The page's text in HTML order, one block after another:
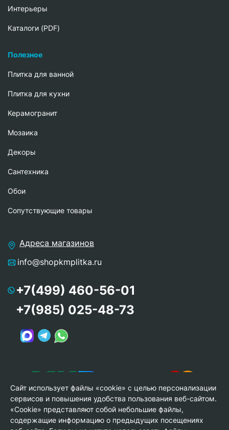
Интерьеры
Каталоги (PDF)
Полезное
Плитка для ванной
Плитка для кухни
Керамогранит
Мозаика
Декоры
Сантехника
Обои
Сопутствующие товары
Адреса магазинов
info@shopkmplitka.ru
+7(499) 460-56-01
+7(985) 025-48-73
Сайт использует файлы «cookie» с целью персонализации
сервисов и повышения удобства пользования веб-сайтом.
«Cookie» представляют собой небольшие файлы,
содержащие информацию о предыдущих посещениях